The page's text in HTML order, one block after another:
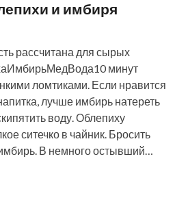
и имбиря
рассчитана для сырых
минут
ломтиками. Если нравится
лучше имбирь натереть
воду. Облепиху
ситечко в чайник. Бросить
В немного остывший…